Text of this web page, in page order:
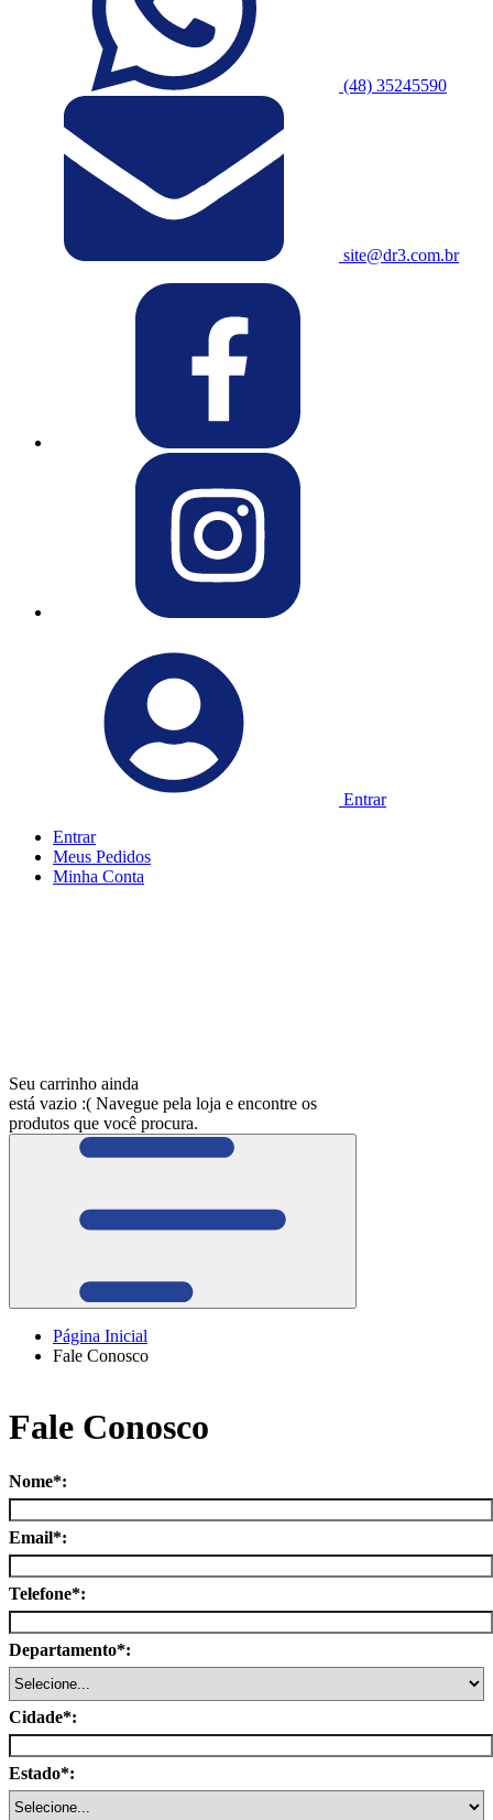
(48) 35245590
site@dr3.com.br
Entrar
Entrar
Meus Pedidos
Minha Conta
Seu carrinho ainda
está vazio :( Navegue pela loja e encontre os
produtos que você procura.
Página Inicial
Fale Conosco
Fale Conosco
Nome*:
Email*:
Telefone*:
Departamento*:
Cidade*:
Estado*: